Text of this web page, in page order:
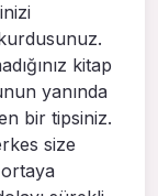
kitap
yanında
bir tipsiniz.
size